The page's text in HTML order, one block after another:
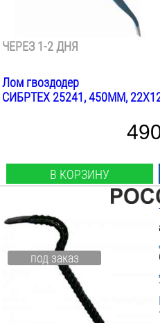
ЧЕРЕЗ 1-2 ДНЯ
Лом гвоздодер
СИБРТЕХ 25241, 450ММ,
В КОРЗИНУ
под заказ